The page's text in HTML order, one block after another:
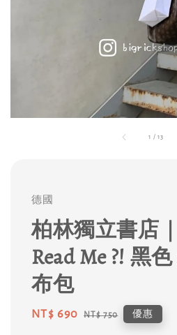
1 /13
德國
柏林獨立書店
Read Me ?! 黑
布包
Sale
NT$ 690 Regular
NT$ 750 優惠